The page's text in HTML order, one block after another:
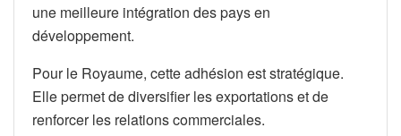
une meilleure intégration des pays en
développement.
Pour le Royaume, cette adhésion est stratégique.
Elle permet de diversifier les exportations et de
renforcer les relations commerciales.